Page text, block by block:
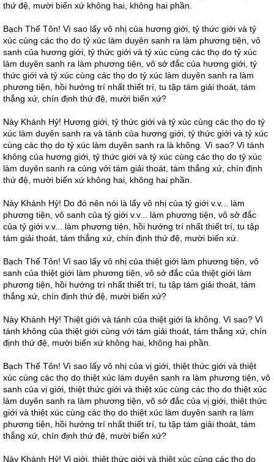
thứ đệ, mười biến xứ không hai, không hai phần.
Bạch Thế Tôn! Vì sao lấy vô nhị của hương giới, tỷ thức giới và tỷ
xúc cùng các thọ do tỷ xúc làm duyên sanh ra làm phương tiện, vô
sanh của hương giới, tỷ thức giới và tỷ xúc cùng các thọ do tỷ xúc
làm duyên sanh ra làm phương tiện, vô sở đắc của hương giới, tỷ
thức giới và tỷ xúc cùng các thọ do tỷ xúc làm duyên sanh ra làm
phương tiện, hồi hướng trí nhất thiết trí, tu tập tám giải thoát, tám
thắng xứ, chín định thứ đệ, mười biến xứ?
Này Khánh Hỷ! Hương giới, tỷ thức giới và tỷ xúc cùng các thọ do tỷ
xúc làm duyên sanh ra và tánh của hương giới, tỷ thức giới và tỷ xúc
cùng các thọ do tỷ xúc làm duyên sanh ra là không. Vì sao? Vì tánh
không của hương giới, tỷ thức giới và tỷ xúc cùng các thọ do tỷ xúc
làm duyên sanh ra cùng với tám giải thoát, tám thắng xứ, chín định
thứ đệ, mười biến xứ không hai, không hai phần.
Này Khánh Hỷ! Do đó nên nói là lấy vô nhị của tỷ giới v.v... làm
phương tiện, vô sanh của tỷ giới v.v... làm phương tiện, vô sở đắc
của tỷ giới v.v... làm phương tiện, hồi hướng trí nhất thiết trí, tu tập
tám giải thoát, tám thắng xứ, chín định thứ đệ, mười biến xứ.
Bạch Thế Tôn! Vì sao lấy vô nhị của thiệt giới làm phương tiện, vô
sanh của thiệt giới làm phương tiện, vô sở đắc của thiệt giới làm
phương tiện, hồi hướng trí nhất thiết trí, tu tập tám giải thoát, tám
thắng xứ, chín định thứ đệ, mười biến xứ?
Này Khánh Hỷ! Thiệt giới và tánh của thiệt giới là không. Vì sao? Vì
tánh không của thiệt giới cùng với tám giải thoát, tám thắng xứ, chín
định thứ đệ, mười biến xứ không hai, không hai phần.
Bạch Thế Tôn! Vì sao lấy vô nhị của vị giới, thiệt thức giới và thiệt
xúc cùng các thọ do thiệt xúc làm duyên sanh ra làm phương tiện, vô
sanh của vị giới, thiệt thức giới và thiệt xúc cùng các thọ do thiệt xúc
làm duyên sanh ra làm phương tiện, vô sở đắc của vị giới, thiệt thức
giới và thiệt xúc cùng các thọ do thiệt xúc làm duyên sanh ra làm
phương tiện, hồi hướng trí nhất thiết trí, tu tập tám giải thoát, tám
thắng xứ, chín định thứ đệ, mười biến xứ?
Này Khánh Hỷ! Vị giới, thiệt thức giới và thiệt xúc cùng các thọ do